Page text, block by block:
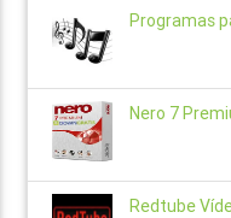
Programas
Nero 7
Redtube